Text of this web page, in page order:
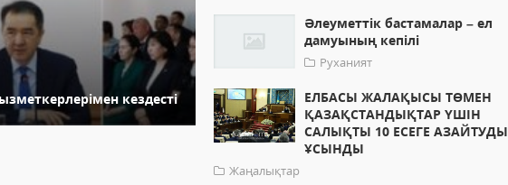
кездесті
Әлеуметтік бастамалар – ел
дамуының кепілі
Руханият
ЕЛБАСЫ ЖАЛАҚЫСЫ ТӨМЕН
ҚАЗАҚСТАНДЫҚТАР ҮШІН
САЛЫҚТЫ 10 ЕСЕГЕ АЗАЙТУДЫ
ҰСЫНДЫ
Жаңалықтар